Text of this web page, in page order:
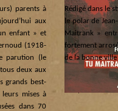
parents à
aux
enfant » et
(1918-
parution (le
deux aux
grands best-
mises à
dans 70
Rédigé dans le
le polar de
Maitrank »
fortement
de la bonne ville
Catégorie :